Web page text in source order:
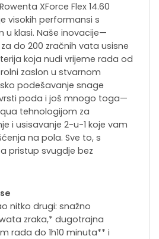
XForce Flex 14.60
visokih performansi s
u klasi. Naše inovacije—
do 200 zračnih vata usisne
koja nudi vrijeme rada od
zaslon u stvarnom
podešavanje snage
poda i još mnogo toga—
tehnologijom za
i usisavanje 2-u-1 koje vam
na pola. Sve to, s
pristup svugdje bez
nitko drugi: snažno
zraka,* dugotrajna
rada do 1h10 minuta** i